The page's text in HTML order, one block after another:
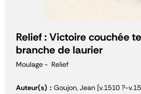
Relief : Victoire couchée
branche de laurier
Moulage Relief
Auteur(s)
Goujon, Jean [v.1510 ?-